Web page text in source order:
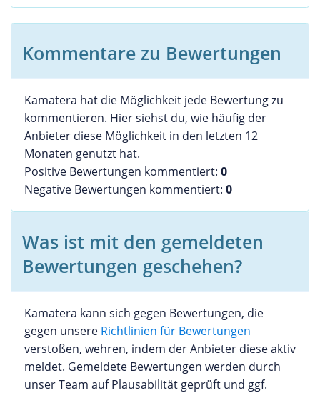
Kommentare zu Bewertungen
Kamatera hat die Möglichkeit jede Bewertung zu
kommentieren. Hier siehst du, wie häufig der
Anbieter diese Möglichkeit in den letzten 12
Monaten genutzt hat.
Positive Bewertungen kommentiert: 0
Negative Bewertungen kommentiert: 0
Was ist mit den gemeldeten
Bewertungen geschehen?
Kamatera kann sich gegen Bewertungen, die
gegen unsere Richtlinien für Bewertungen
verstoßen, wehren, indem der Anbieter diese aktiv
meldet. Gemeldete Bewertungen werden durch
unser Team auf Plausabilität geprüft und ggf.